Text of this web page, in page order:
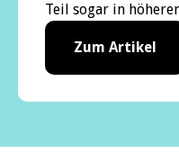
Teil sogar in
Zum Artikel